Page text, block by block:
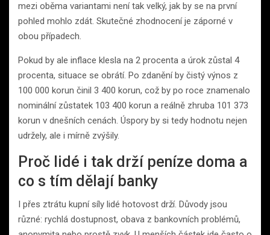
mezi oběma variantami není tak velký, jak by se na první
pohled mohlo zdát. Skutečné zhodnocení je záporné v
obou případech.
Pokud by ale inflace klesla na 2 procenta a úrok zůstal 4
procenta, situace se obrátí. Po zdanění by čistý výnos z
100 000 korun činil 3 400 korun, což by po roce znamenalo
nominální zůstatek 103 400 korun a reálně zhruba 101 373
korun v dnešních cenách. Úspory by si tedy hodnotu nejen
udržely, ale i mírně zvýšily.
Proč lidé i tak drží peníze doma a
co s tím dělají banky
I přes ztrátu kupní síly lidé hotovost drží. Důvody jsou
různé: rychlá dostupnost, obava z bankovních problémů,